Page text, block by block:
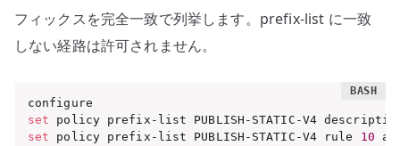
フィックスを完全一致で列挙します。prefix-list に一致
しない経路は許可されません。
set policy prefix-list PUBLISH-STATIC-V4
set policy prefix-list PUBLISH-STATIC-V4 rule 10